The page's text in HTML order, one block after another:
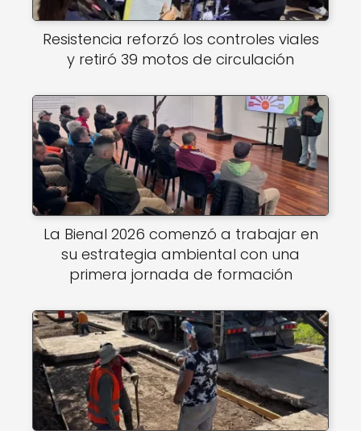
Resistencia reforzó los controles viales
y retiró 39 motos de circulación
La Bienal 2026 comenzó a trabajar en
su estrategia ambiental con una
primera jornada de formación